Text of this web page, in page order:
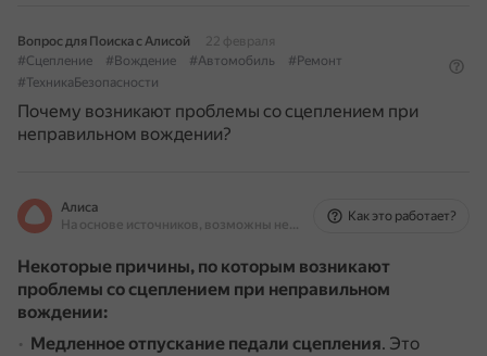
Вопрос для Поиска с Алисой
22 февраля
#Сцепление
#Вождение #Автомобиль
#Ремонт
#ТехникаБезопасности
Почему возникают проблемы со сцеплением при
неправильном вождении?
Алиса
На основе источников, возможны неточности
Как это работает?
Некоторые причины, по которым возникают
проблемы со сцеплением при неправильном
вождении:
Медленное отпускание педали сцепления. Это